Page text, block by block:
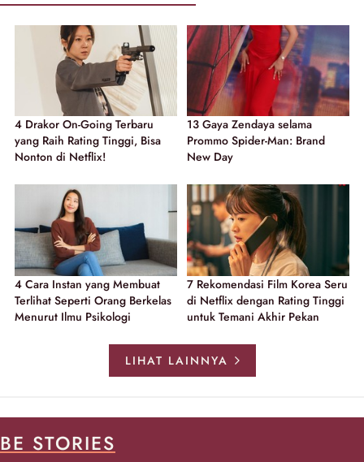
4 Drakor On-Going Terbaru
yang Raih Rating Tinggi, Bisa
Nonton di Netflix!
13 Gaya Zendaya selama
Prommo Spider-Man: Brand
New Day
4 Cara Instan yang Membuat
Terlihat Seperti Orang Berkelas
Menurut Ilmu Psikologi
7 Rekomendasi Film Korea Seru
di Netflix dengan Rating Tinggi
untuk Temani Akhir Pekan
LIHAT LAINNYA
BE STORIES